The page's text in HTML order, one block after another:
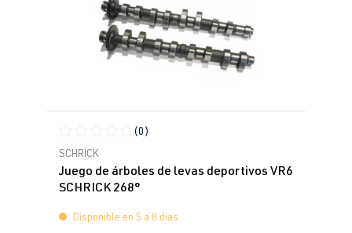
Calificación promedio de 0 de 5 estrellas
(0)
SCHRICK
Juego de árboles de levas deportivos VR6
SCHRICK 268°
Disponible en 5 a 8 días